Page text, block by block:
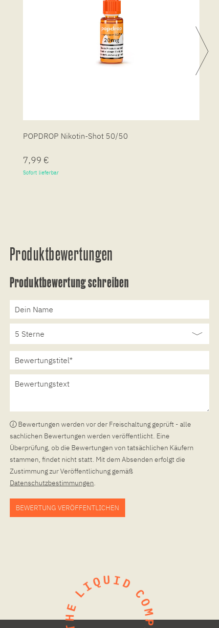
POPDROP Nikotin-Shot 50/50
7,99 €
Sofort lieferbar
Produktbewertungen
Produktbewertung schreiben
Bewertungen werden vor der Freischaltung geprüft - alle
sachlichen Bewertungen werden veröffentlicht. Eine
Überprüfung, ob die Bewertungen von tatsächlichen Käufern
stammen, findet nicht statt. Mit dem Absenden erfolgt die
Zustimmung zur Veröffentlichung gemäß
Datenschutzbestimmungen.
BEWERTUNG VERÖFFENTLICHEN